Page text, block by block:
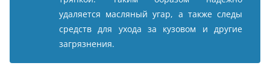
удаляется масляный угар, а также следы
средств для ухода за кузовом и другие
загрязнения.